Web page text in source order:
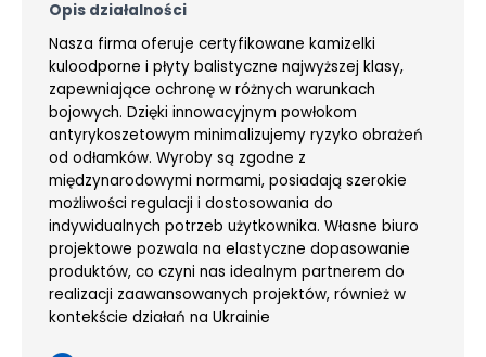
Opis działalności
Nasza firma oferuje certyfikowane kamizelki
kuloodporne i płyty balistyczne najwyższej klasy,
zapewniające ochronę w różnych warunkach
bojowych. Dzięki innowacyjnym powłokom
antyrykoszetowym minimalizujemy ryzyko obrażeń
od odłamków. Wyroby są zgodne z
międzynarodowymi normami, posiadają szerokie
możliwości regulacji i dostosowania do
indywidualnych potrzeb użytkownika. Własne biuro
projektowe pozwala na elastyczne dopasowanie
produktów, co czyni nas idealnym partnerem do
realizacji zaawansowanych projektów, również w
kontekście działań na Ukrainie​